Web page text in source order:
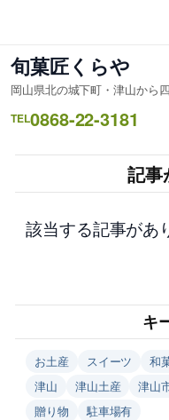
を
ス
キ
ッ
旬菓匠くらや
岡山県北の城下町・津山から
TEL0868-22-3181
記事
該当する記事があ
キ
お土産 スイーツ 和
津山
津山土産 津山
贈り物
駐車場有